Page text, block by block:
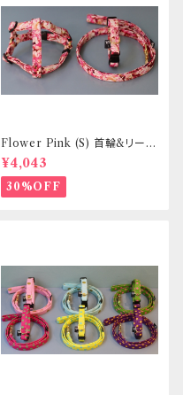
Flower Pink (S) 首輪&リード
セット _ 小型犬・小柄な中型犬
向き _ フントヒュッテオリジナル
¥4,043
30%OFF